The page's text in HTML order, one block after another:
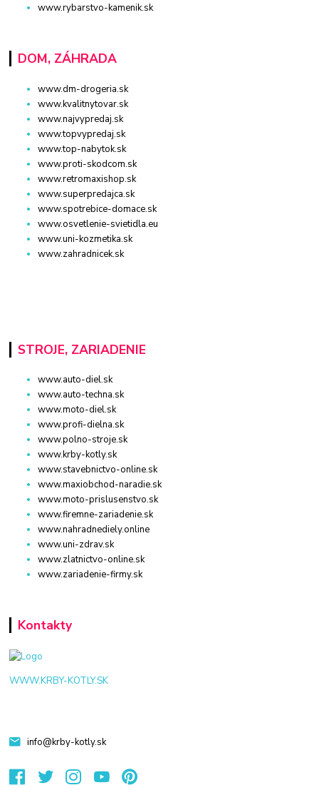
www.rybarstvo-kamenik.sk
DOM, ZÁHRADA
www.dm-drogeria.sk
www.kvalitnytovar.sk
www.najvypredaj.sk
www.topvypredaj.sk
www.top-nabytok.sk
www.proti-skodcom.sk
www.retromaxishop.sk
www.superpredajca.sk
www.spotrebice-domace.sk
www.osvetlenie-svietidla.eu
www.uni-kozmetika.sk
www.zahradnicek.sk
STROJE, ZARIADENIE
www.auto-diel.sk
www.auto-techna.sk
www.moto-diel.sk
www.profi-dielna.sk
www.polno-stroje.sk
www.krby-kotly.sk
www.stavebnictvo-online.sk
www.maxiobchod-naradie.sk
www.moto-prislusenstvo.sk
www.firemne-zariadenie.sk
www.nahradnediely.online
www.uni-zdrav.sk
www.zlatnictvo-online.sk
www.zariadenie-firmy.sk
Kontakty
WWW.KRBY-KOTLY.SK
info@krby-kotly.sk